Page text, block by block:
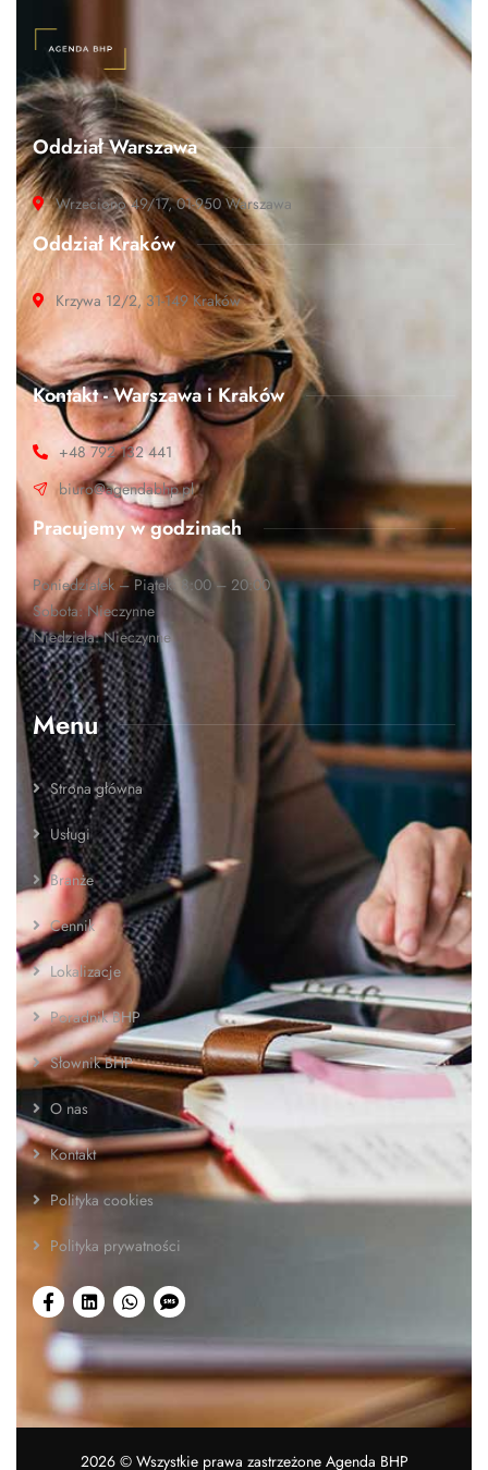
Oddział Warszawa
Wrzeciono 49/17, 01-950 Warszawa
Oddział Kraków
Krzywa 12/2, 31-149 Kraków
Kontakt - Warszawa i Kraków
+48 792 132 441
biuro@agendabhp.pl
Pracujemy w godzinach
Poniedziałek – Piątek: 8:00 – 20:00
Sobota: Nieczynne
Niedziela: Nieczynne
Menu
Strona główna
Usługi
Branże
Cennik
Lokalizacje
Poradnik BHP
Słownik BHP
O nas
Kontakt
Polityka cookies
Polityka prywatności
2026© Wszystkie prawa zastrzeżone Agenda BHP